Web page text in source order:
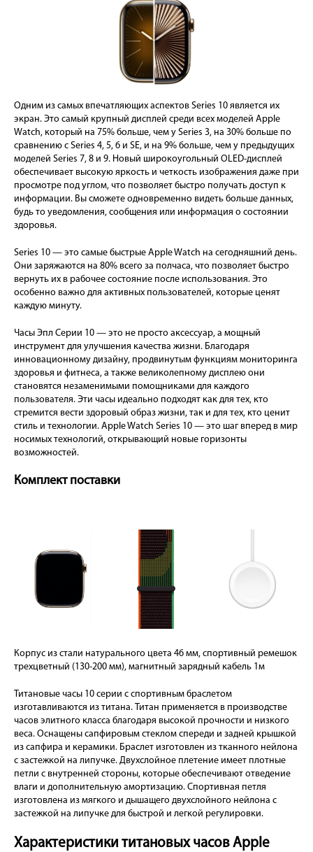
Одним из самых впечатляющих аспектов Series 10 является их
экран. Это самый крупный дисплей среди всех моделей Apple
Watch, который на 75% больше, чем у Series 3, на 30% больше по
сравнению с Series 4, 5, 6 и SE, и на 9% больше, чем у предыдущих
моделей Series 7, 8 и 9. Новый широкоугольный OLED-дисплей
обеспечивает высокую яркость и четкость изображения даже при
просмотре под углом, что позволяет быстро получать доступ к
информации. Вы сможете одновременно видеть больше данных,
будь то уведомления, сообщения или информация о состоянии
здоровья.
Series 10 — это самые быстрые Apple Watch на сегодняшний день.
Они заряжаются на 80% всего за полчаса, что позволяет быстро
вернуть их в рабочее состояние после использования. Это
особенно важно для активных пользователей, которые ценят
каждую минуту.
Часы Эпл Серии 10 — это не просто аксессуар, а мощный
инструмент для улучшения качества жизни. Благодаря
инновационному дизайну, продвинутым функциям мониторинга
здоровья и фитнеса, а также великолепному дисплею они
становятся незаменимыми помощниками для каждого
пользователя. Эти часы идеально подходят как для тех, кто
стремится вести здоровый образ жизни, так и для тех, кто ценит
стиль и технологии. Apple Watch Series 10 — это шаг вперед в мир
носимых технологий, открывающий новые горизонты
возможностей.
Комплект поставки
Корпус из стали натурального цвета 46 мм, спортивный ремешок
трехцветный (130-200 мм), магнитный зарядный кабель 1м
Титановые часы 10 серии с спортивным браслетом
изготавливаются из титана. Титан применяется в производстве
часов элитного класса благодаря высокой прочности и низкого
веса. Оснащены сапфировым стеклом спереди и задней крышкой
из сапфира и керамики. Браслет изготовлен из тканного нейлона
с застежкой на липучке. Двухслойное плетение имеет плотные
петли с внутренней стороны, которые обеспечивают отведение
влаги и дополнительную амортизацию. Спортивная петля
изготовлена из мягкого и дышащего двухслойного нейлона с
застежкой на липучке для быстрой и легкой регулировки.
Характеристики титановых часов Apple